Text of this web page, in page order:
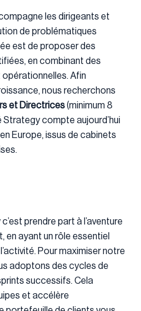
les dirigeants et
de problématiques
est de proposer des
en combinant des
Afin
nous recherchons
et Directrices(minimum 8
Strategy compte aujourd’hui
Europe, issus de cabinets
prendre part à l’aventure
en ayant un rôle essentiel
Pour maximiser notre
adoptons des cycles de
successifs. Cela
et accélère